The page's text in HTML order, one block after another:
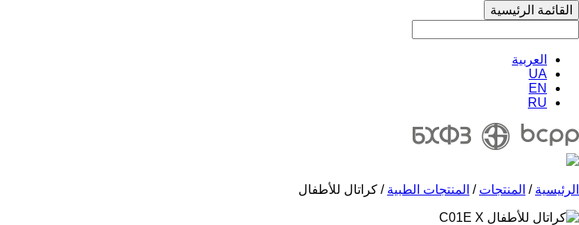
القائمة الرئيسية
العربية
UA
EN
RU
الرئيسية / المنتجات / المنتجات الطبية / كراتال للأطفال